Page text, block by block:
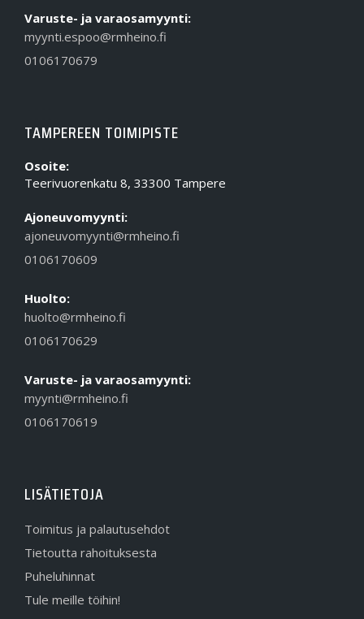
Varuste- ja varaosamyynti:
myynti.espoo@rmheino.fi
0106170679
TAMPEREEN TOIMIPISTE
Osoite:
Teerivuorenkatu 8, 33300 Tampere
Ajoneuvomyynti:
ajoneuvomyynti@rmheino.fi
0106170609
Huolto:
huolto@rmheino.fi
0106170629
Varuste- ja varaosamyynti:
myynti@rmheino.fi
0106170619
LISÄTIETOJA
Toimitus ja palautusehdot
Tietoutta rahoituksesta
Puheluhinnat
Tule meille töihin!